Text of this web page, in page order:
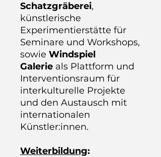
Schatzgräberei,
künstlerische
Experimentierstätte für
Seminare und Workshops,
sowie Windspiel
Galerie als Plattform und
Interventionsraum für
interkulturelle Projekte
und den Austausch mit
internationalen
Künstler:innen.
Weiterbildung: